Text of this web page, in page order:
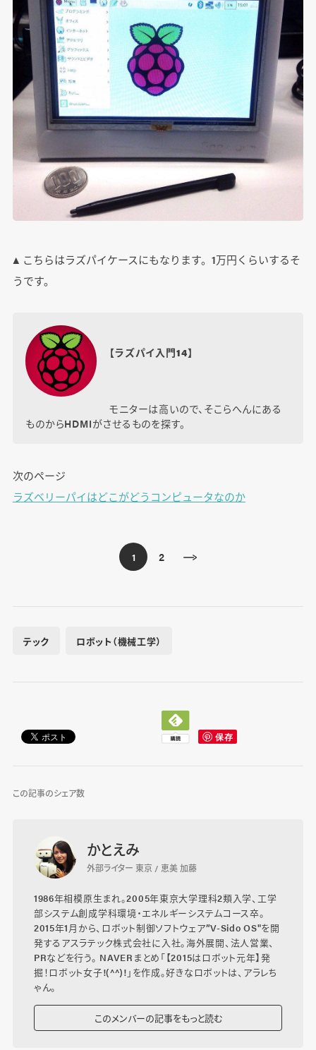
▲ こちらはラズパイケースにもなります。1万円くらいするそ
うです。
【ラズパイ入門14】
モニターは高いので、そこらへんにある
ものからHDMIがさせるものを探す。
次のページ
ラズベリーパイはどこがどうコンピュータなのか
1 2
テック ロボット（機械工学）
この記事のシェア数
かとえみ
外部ライター 東京 / 恵美 加藤
1986年相模原生まれ。2005年東京大学理科2類入学、工学
部システム創成学科環境・エネルギーシステムコース卒。
2015年1月から、ロボット制御ソフトウェア”V-Sido OS"を開
発するアスラテック株式会社に入社。海外展開、法人営業、
PRなどを行う。 NAVERまとめ「【2015はロボット元年】発
掘！ロボット女子!(^^)!」を作成。好きなロボットは、アラレち
ゃん。
このメンバーの記事をもっと読む